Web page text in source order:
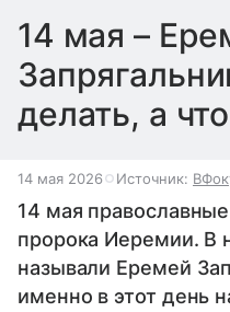
14 мая –
делать, а
14 мая 2026 Источник:
14 мая
пророка Иеремии. В
называли Еремей
именно в этот день